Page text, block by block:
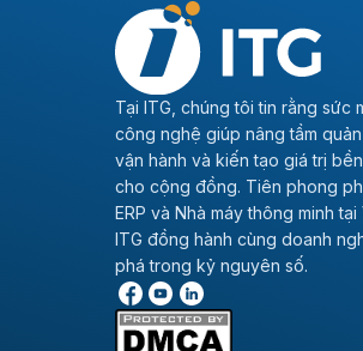
Tại ITG, chúng tôi tin rằng sức
công nghệ giúp nâng tầm
vận hành và kiến tạo giá trị
cho cộng đồng. Tiên phong
ERP và Nhà máy thông minh tại
ITG đồng hành cùng doanh
phá trong kỷ nguyên số.